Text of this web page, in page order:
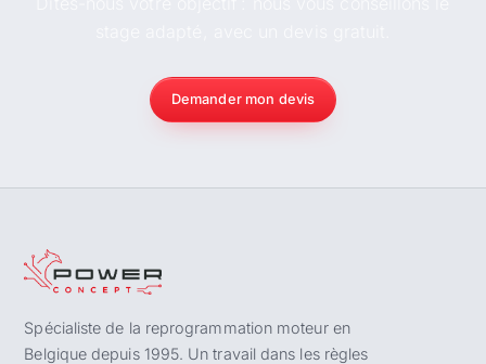
Demander mon devis
Spécialiste de la reprogrammation moteur en
Belgique depuis 1995. Un travail dans les règles